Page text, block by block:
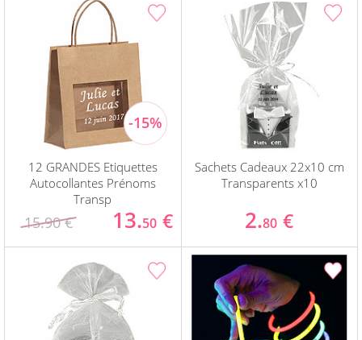
12 GRANDES Etiquettes
Autocollantes Prénoms
Transp
15.90 € 13.50 €
Sachets Cadeaux 22x10 cm
Transparents x10
2.80 €